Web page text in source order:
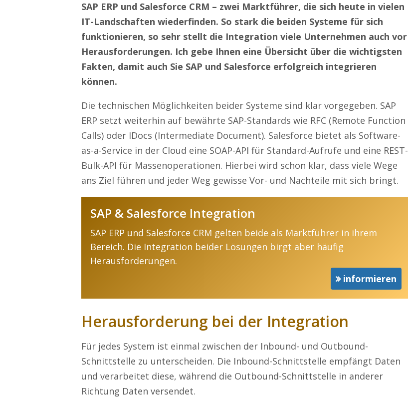
SAP ERP und Salesforce CRM – zwei Marktführer, die sich heute in vielen
IT-Landschaften wiederfinden. So stark die beiden Systeme für sich
funktionieren, so sehr stellt die Integration viele Unternehmen auch vor
Herausforderungen. Ich gebe Ihnen eine Übersicht über die wichtigsten
Fakten, damit auch Sie SAP und Salesforce erfolgreich integrieren
können.
Die technischen Möglichkeiten beider Systeme sind klar vorgegeben. SAP
ERP setzt weiterhin auf bewährte SAP-Standards wie RFC (Remote Function
Calls) oder IDocs (Intermediate Document). Salesforce bietet als Software-
as-a-Service in der Cloud eine SOAP-API für Standard-Aufrufe und eine REST-
Bulk-API für Massenoperationen. Hierbei wird schon klar, dass viele Wege
ans Ziel führen und jeder Weg gewisse Vor- und Nachteile mit sich bringt.
SAP & Salesforce Integration
SAP ERP und Salesforce CRM gelten beide als Marktführer in ihrem
Bereich. Die Integration beider Lösungen birgt aber häufig
Herausforderungen.
informieren
Herausforderung bei der Integration
Für jedes System ist einmal zwischen der Inbound- und Outbound-
Schnittstelle zu unterscheiden. Die Inbound-Schnittstelle empfängt Daten
und verarbeitet diese, während die Outbound-Schnittstelle in anderer
Richtung Daten versendet.